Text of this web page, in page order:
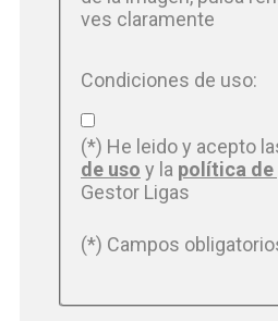
ves claramente
Condiciones de uso:
(*) He leido y acepto
de uso y la política
Gestor Ligas
(*) Campos